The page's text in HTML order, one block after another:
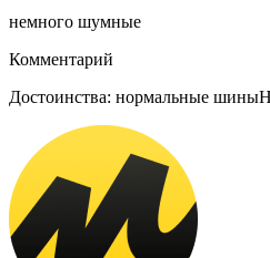
немного шумные
Комментарий
Достоинства: нормальные